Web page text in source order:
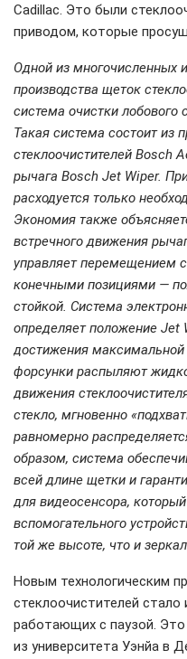
Cadillac. Это были
приводом, которые
Одной из многочисленных
производства щеток
система очистки лобового
Такая система состоит из
стеклоочистителей Bosch
рычага Bosch Jet Wiper.
расходуется только
Экономия также
встречного движения
управляет перемещением
конечными позициями —
стойкой. Система
определяет положение Jet
достижения максимальной
форсунки распыляют
движения
стекло, мгновенно
равномерно
образом, система
всей длине щетки и
для видеосенсора,
вспомогательного
той же высоте, что и
Новым технологическим
стеклоочистителей стало
работающих с паузой.
из университета Уэнйа в